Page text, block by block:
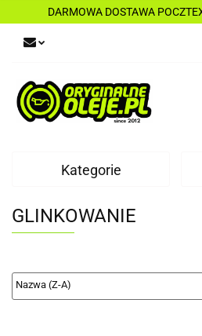
DARMOWA DOSTAWA
Kategorie
GLINKOWANIE